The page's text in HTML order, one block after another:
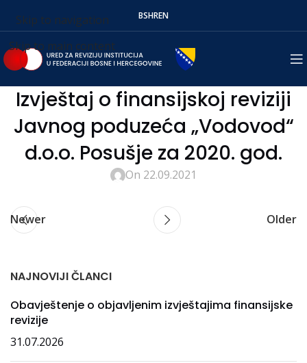
Skip to navigation
Skip to main content
BSHREN
Izvještaj o finansijskoj reviziji
Javnog poduzeća „Vodovod“
d.o.o. Posušje za 2020. god.
On 22.09.2021
Newer Older
NAJNOVIJI ČLANCI
Obavještenje o objavljenim izvještajima finansijske
revizije
31.07.2026